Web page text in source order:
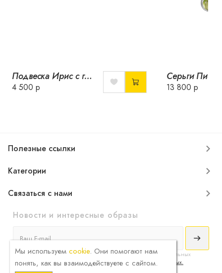
Подвеска Ирис с горячей эмалью
4 500 р 13 800 р
Полезные ссылки
Категории
Связаться с нами
Новости и интересные образы
Я принимаюусловия соглашениясбора и обработки конфиденциальных
данных и ознакомлен сполитикой обработки персональных данных.
Мы используем cookie. Они помогают нам
понять, как вы взаимодействуете с сайтом.